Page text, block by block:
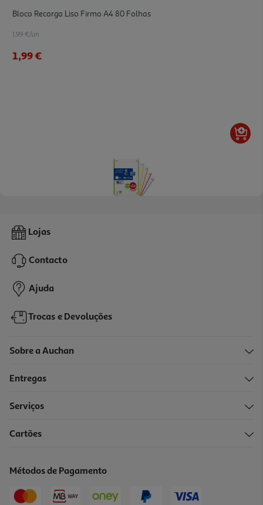
Bloco Recarga Liso Firmo A4 80 Folhas
1.99 €/un
1,99 €
Recarga A4 Para Dossier Oxford Com Banda De Cor 100+20
Folhas
4,29 €
-17%
Price reduced from
2,39 €to
Promoção
Lojas
Contacto
Ajuda
Trocas e Devoluções
Sobre a Auchan
Entregas
Serviços
Cartões
Métodos de Pagamento